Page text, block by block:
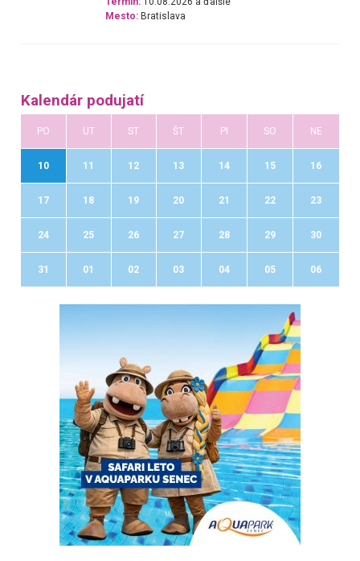
Mesto: Bratislava
Kalendár podujatí
PO UT ST ŠT PI SO NE
10 11 12 13 14 15 16
17 18 19 20 21 22 23
24 25 26 27 28 29 30
31 01 02 03 04 05 06